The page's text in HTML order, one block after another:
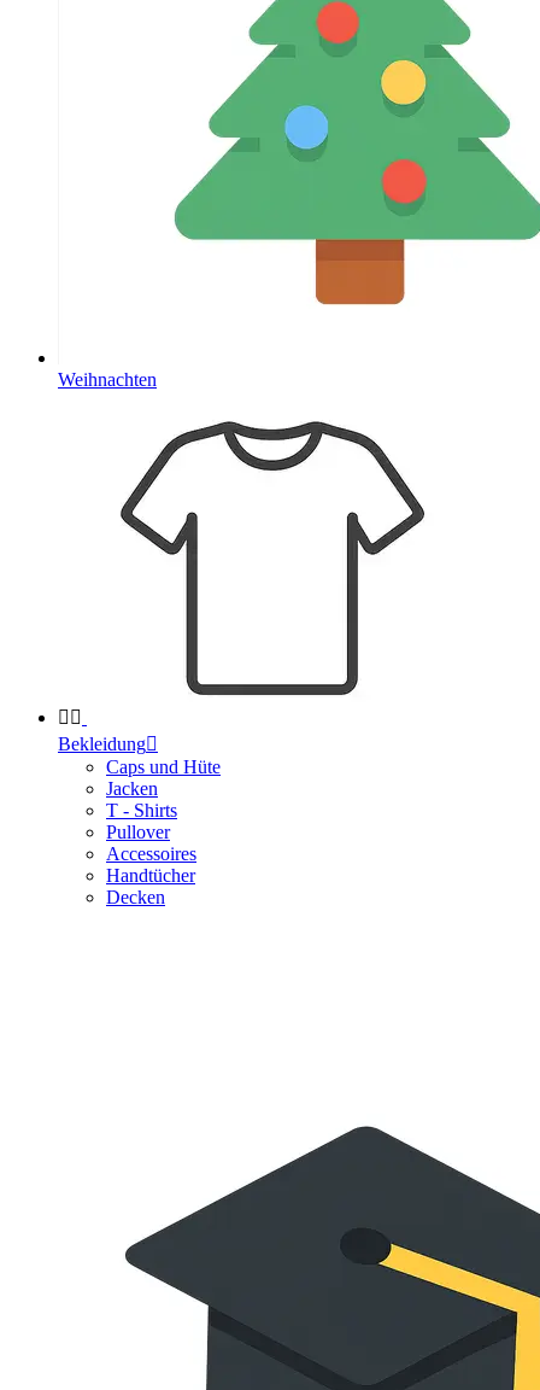
Weihnachten
 
Bekleidung
Caps und Hüte
Jacken
T - Shirts
Pullover
Accessoires
Handtücher
Decken